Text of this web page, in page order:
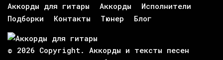
Аккорды для гитары Аккорды
Исполнители
Подборки
Контакты Тюнер Блог
© 2026 Copyright. Аккорды и тексты песен